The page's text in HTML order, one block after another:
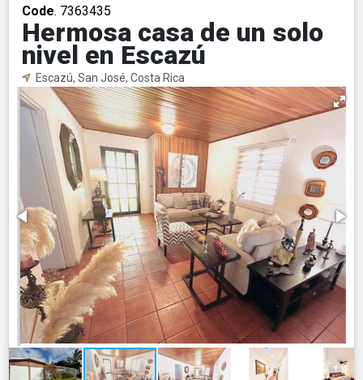
Code. 7363435
Hermosa casa de un solo
nivel en Escazú
Escazú, San José, Costa Rica